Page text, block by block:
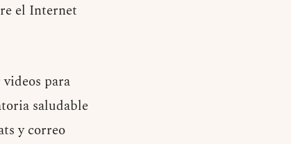
el Internet
para
saludable
y correo